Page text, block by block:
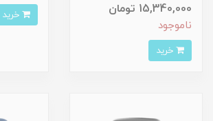
15,340,000 تومان
ناموجود